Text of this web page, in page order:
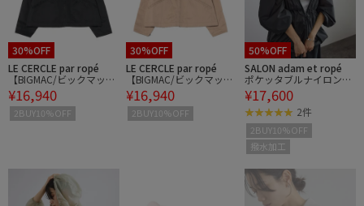
30%OFF
LE CERCLE par ropé
【BIGMAC/ビックマッ
ク】LIGHT CHINO WORK
JACKET/ライトチノワー
クジャケット
¥16,940
2BUY10%OFF
30%OFF
LE CERCLE par ropé
【BIGMAC/ビックマッ
ク】LIGHT CHINO WORK
JACKET/ライトチノワー
クジャケット
¥16,940
2BUY10%OFF
50%OFF
SALON adam et ropé
ポケッタブルナイロンフ
ードパーカーブルゾン /
撥水・軽量
¥17,600
2件
2BUY10%OFF
撥水加工